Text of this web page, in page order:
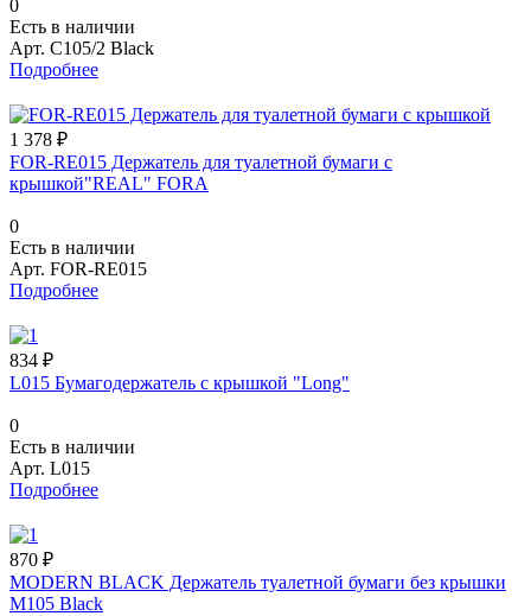
0
Есть в наличии
Арт. C105/2 Black
Подробнее
1 378 ₽
FOR-RE015 Держатель для туалетной бумаги с
крышкой"REAL" FORA
0
Есть в наличии
Арт. FOR-RE015
Подробнее
834 ₽
L015 Бумагодержатель с крышкой "Long"
0
Есть в наличии
Арт. L015
Подробнее
870 ₽
MODERN BLACK Держатель туалетной бумаги без крышки
M105 Black